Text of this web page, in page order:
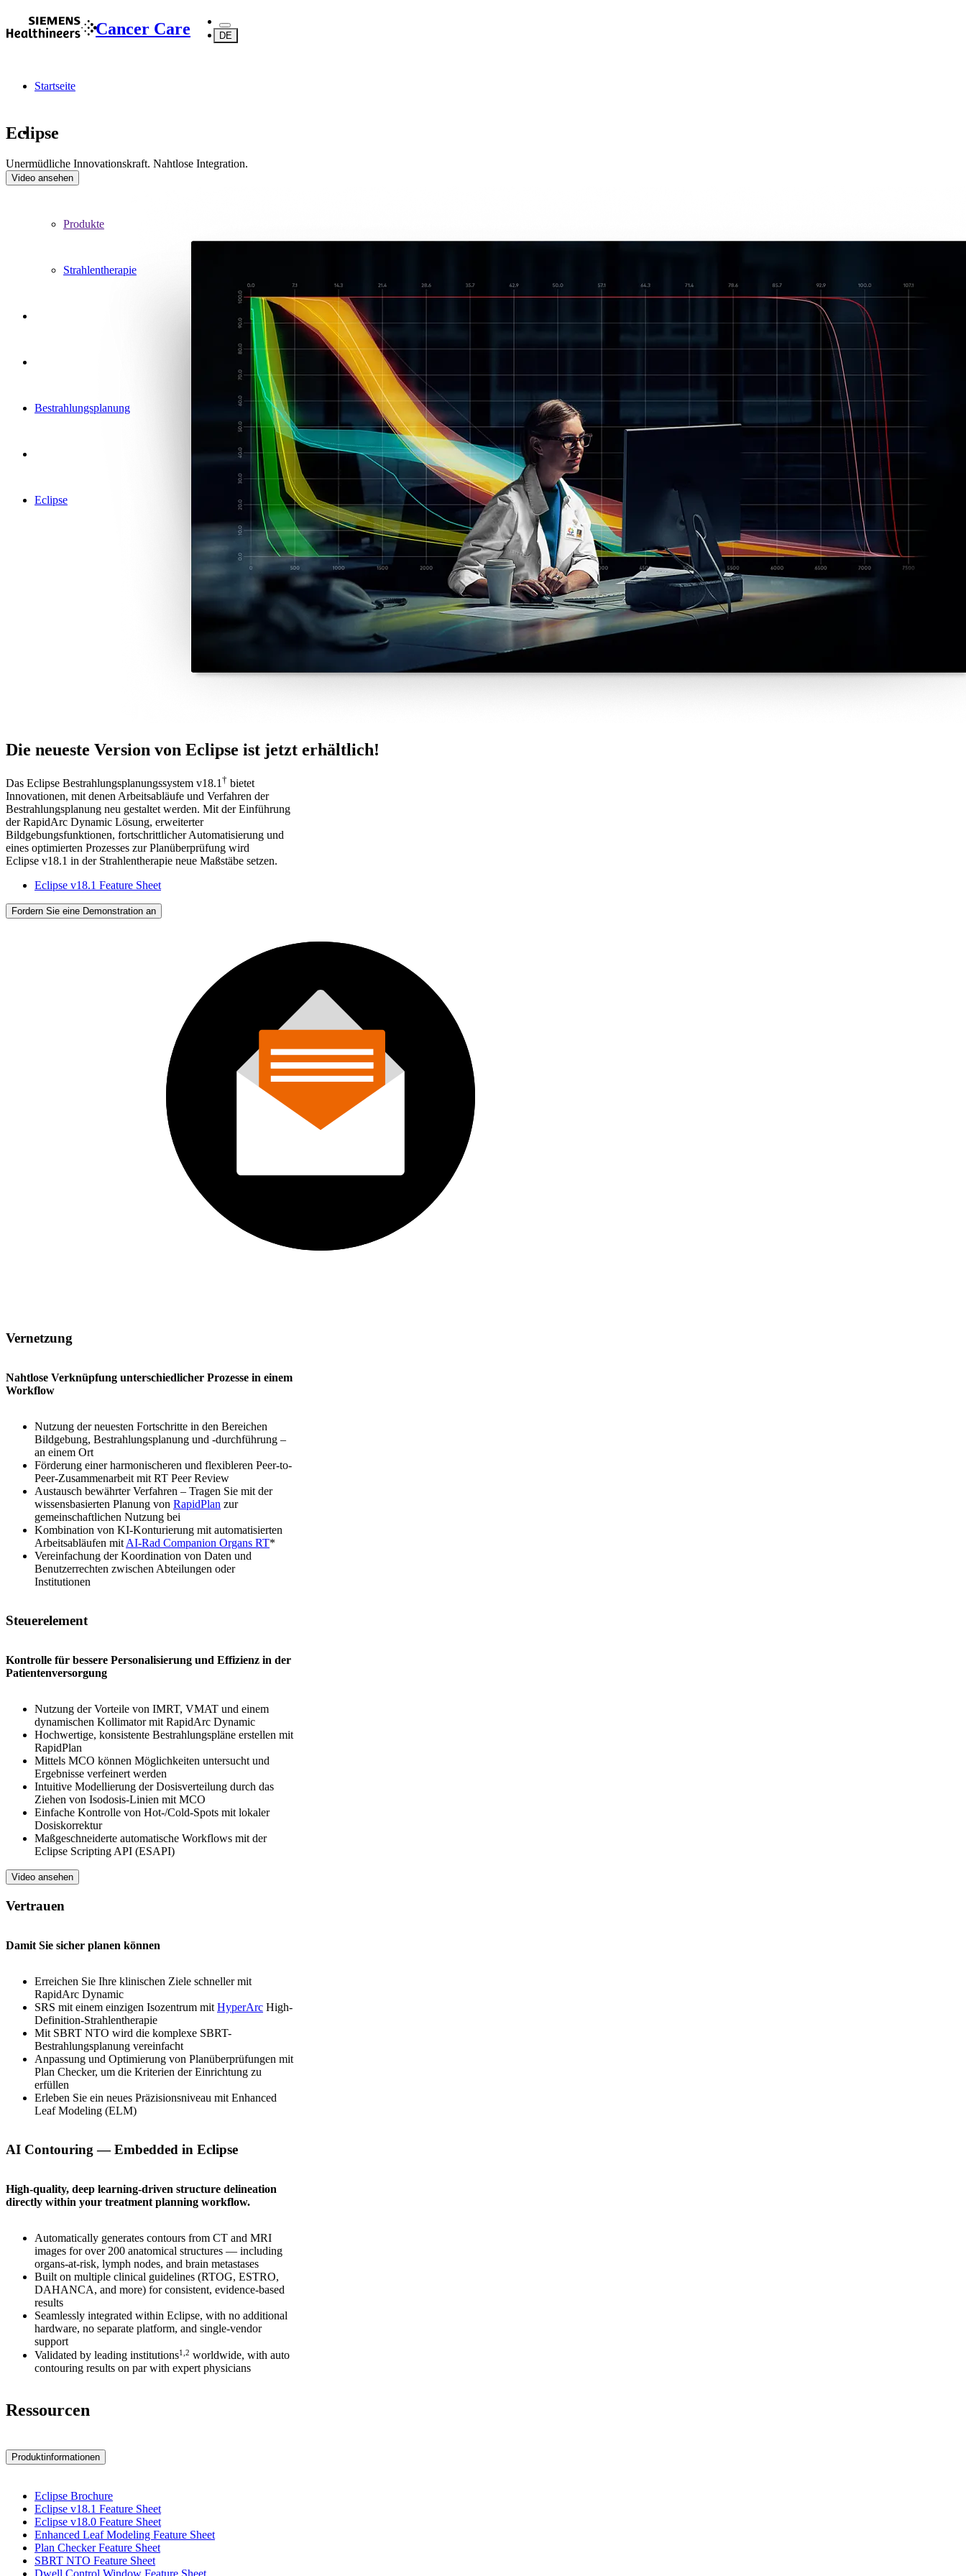
Cancer Care DE
Startseite
...
Produkte
Strahlentherapie
Bestrahlungsplanung
Eclipse
Eclipse
Unermüdliche Innovationskraft. Nahtlose Integration.
Video ansehen
Die neueste Version von Eclipse ist jetzt erhältlich!
Das Eclipse Bestrahlungsplanungssystem v18.1 † bietet
Innovationen, mit denen Arbeitsabläufe und Verfahren der
Bestrahlungsplanung neu gestaltet werden. Mit der Einführung
der RapidArc Dynamic Lösung, erweiterter
Bildgebungsfunktionen, fortschrittlicher Automatisierung und
eines optimierten Prozesses zur Planüberprüfung wird
Eclipse v18.1 in der Strahlentherapie neue Maßstäbe setzen.
Eclipse v18.1 Feature Sheet
Fordern Sie eine Demonstration an
Vernetzung
Nahtlose Verknüpfung unterschiedlicher Prozesse in einem
Workflow
Nutzung der neuesten Fortschritte in den Bereichen
Bildgebung, Bestrahlungsplanung und -durchführung –
an einem Ort
Förderung einer harmonischeren und flexibleren Peer-to-
Peer-Zusammenarbeit mit RT Peer Review
Austausch bewährter Verfahren – Tragen Sie mit der
wissensbasierten Planung von RapidPlan zur
gemeinschaftlichen Nutzung bei
Kombination von KI-Konturierung mit automatisierten
Arbeitsabläufen mit AI-Rad Companion Organs RT*
Vereinfachung der Koordination von Daten und
Benutzerrechten zwischen Abteilungen oder
Institutionen
Steuerelement
Kontrolle für bessere Personalisierung und Effizienz in der
Patientenversorgung
Nutzung der Vorteile von IMRT, VMAT und einem
dynamischen Kollimator mit RapidArc Dynamic
Hochwertige, konsistente Bestrahlungspläne erstellen mit
RapidPlan
Mittels MCO können Möglichkeiten untersucht und
Ergebnisse verfeinert werden
Intuitive Modellierung der Dosisverteilung durch das
Ziehen von Isodosis-Linien mit MCO
Einfache Kontrolle von Hot-/Cold-Spots mit lokaler
Dosiskorrektur
Maßgeschneiderte automatische Workflows mit der
Eclipse Scripting API (ESAPI)
Video ansehen
Vertrauen
Damit Sie sicher planen können
Erreichen Sie Ihre klinischen Ziele schneller mit
RapidArc Dynamic
SRS mit einem einzigen Isozentrum mit HyperArc High-
Definition-Strahlentherapie
Mit SBRT NTO wird die komplexe SBRT-
Bestrahlungsplanung vereinfacht
Anpassung und Optimierung von Planüberprüfungen mit
Plan Checker, um die Kriterien der Einrichtung zu
erfüllen
Erleben Sie ein neues Präzisionsniveau mit Enhanced
Leaf Modeling (ELM)
AI Contouring — Embedded in Eclipse
High-quality, deep learning-driven structure delineation
directly within your treatment planning workflow.
Automatically generates contours from CT and MRI
images for over 200 anatomical structures — including
organs-at-risk, lymph nodes, and brain metastases
Built on multiple clinical guidelines (RTOG, ESTRO,
DAHANCA, and more) for consistent, evidence-based
results
Seamlessly integrated within Eclipse, with no additional
hardware, no separate platform, and single‑vendor
support
Validated by leading institutions1,2 worldwide, with auto
contouring results on par with expert physicians
Ressourcen
Produktinformationen
Eclipse Brochure
Eclipse v18.1 Feature Sheet
Eclipse v18.0 Feature Sheet
Enhanced Leaf Modeling Feature Sheet
Plan Checker Feature Sheet
SBRT NTO Feature Sheet
Dwell Control Window Feature Sheet